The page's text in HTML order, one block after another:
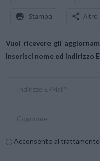
Stampa Altro
Vuoi ricevere gli
Inserisci nome ed indirizzo
Acconsento al